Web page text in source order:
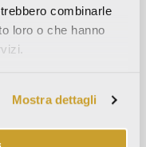
combinarle
loro o che hanno
Mostra dettagli